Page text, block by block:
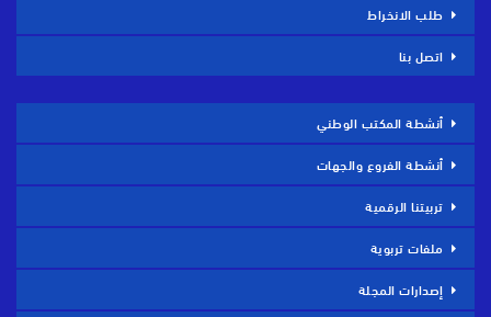
طلب الانخراط
اتصل بنا
أنشطة المكتب الوطني
أنشطة الفروع والجهات
تربيتنا الرقمية
ملفات تربوية
إصدارات المجلة